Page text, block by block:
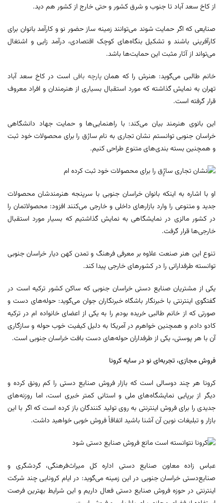
از کاخ سعد آباد تا جنوب و شرق کشور و حتی خارج از کشور هم دید.
صنایعی که اگر حمایت شوند می‌توانند زمینه ساز حضور نو و کارآمد بانوان برای
کارآفرینی باشند و تشکیل بنگاه‌های کوچک اقتصادی، درآمد زایی و اشتغال
می‌تواند از آثار مثبت این حمایت‌ها باشد.
خانم طالبی می‌گوید: هنرش را که همانپارچه بافی است در کاخ سعد آباد
تهران به نمایش گذاشته که مورد استقبال بسیاری از هنرمندان و افراد معروف
قرار گرفته است.
این بانوی هنرمند بیان می‌کند: با راهنمایی‌ها و حمایت جهاد دانشگاهی
خراسان جنوبی توانستم نشان تجاری به نام سارُق را برای محصولات خود ثبت
و همچنین بسته بندی‌های متنوع طراحی کنیم.
او با اشاره به اینکه بانوان خراسان جنوبی با سرپنجه هنرمندشان محصولات
جدید و متنوعی را وارد بازار‌های داخلی و خارجی می‌کنند افزود: محصولاتمان را
در کشور مالزی در نمایشگاهی به نمایش گذاشتیم که بسیار مورد استقبال
خارجی‌ها قرار گرفت.
تنوع این هنر صنعت علاوه بر معرفی فرهنگ و تمدن کهن دیار خراسان جنوبی
توانسته طرفدارانی را در کشور‌های خارجی پیدا کند.
یکی از مشتریان صنایع دستی خراسان جنوبی که ساکن کشور ترکیه است در
گفتگوی اینترنتی با خبرنگار باشگاه خبرنگاران جوان می‌گوید: حوله‌های دست و
صورتی که از خانم طالبی خریده بودم را به یکی از اعضای خانواده ام در ترکیه
کادو دادم و همچنین خواهرم در آمریکا به دلیل کیفیت خوب حوله و سازگاری
آن با هر پوستی، یکی از طرفداران حوله‌های دست بافت خراسان جنوبی است.
فروش مجازی، تجربه‌ای نو در سایه کرونا
کرونا هر چند دوسالی است که بازار فروش صنایع دستی را کم رونق کرده و
دیگر از برپایی نمایشگاه‌های ملی و استانی کمتر خبری است، اما روزنه‌های
جدیدی را برای فروش اینترنتی به روی تولید کنندگان باز کرده است که اگر با این
بازار و تبلیغات نوین آن آشنا باشید اتفاقاً فروش خوبی خواهید داشت.
عباس زاده معاون صنایع دستی اداره کل میراث‌فرهنگی، گردشگری و
صنایع‌دستی خراسان جنوبی در این زمینه می‌گوید: در ایام کرونایی چند شرکت
اینترنتی در حوزه فروش صنایع دستی فعال داریم و این شرایط بهترین فرصت